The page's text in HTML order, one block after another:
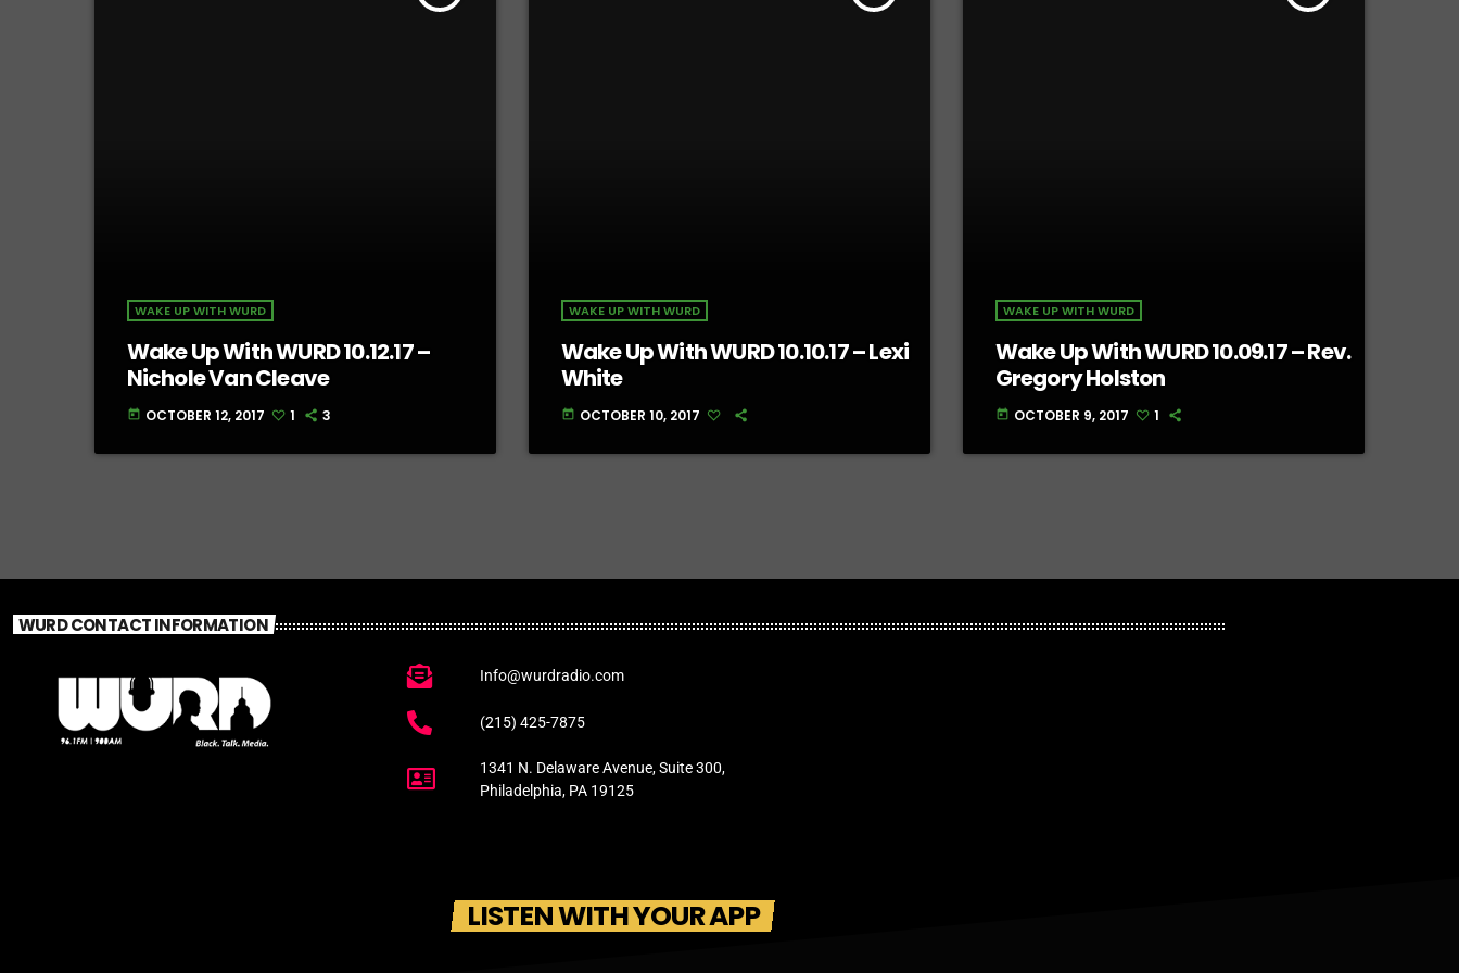
WAKE UP WITH WURD
Wake Up With WURD 10.12.17 –
Nichole Van Cleave
today OCTOBER 12, 2017 1 3
WAKE UP WITH WURD
Wake Up With WURD 10.10.17 – Lexi
White
today OCTOBER 10, 2017
WAKE UP WITH WURD
Wake Up With WURD 10.09.17 – Rev.
Gregory Holston
today OCTOBER 9, 2017 1
WURD CONTACT INFORMATION
Info@wurdradio.com
(215) 425-7875
1341 N. Delaware Avenue, Suite 300,
Philadelphia, PA 19125
LISTEN WITH YOUR APP